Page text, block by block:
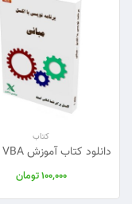
کتاب
100,000تومان